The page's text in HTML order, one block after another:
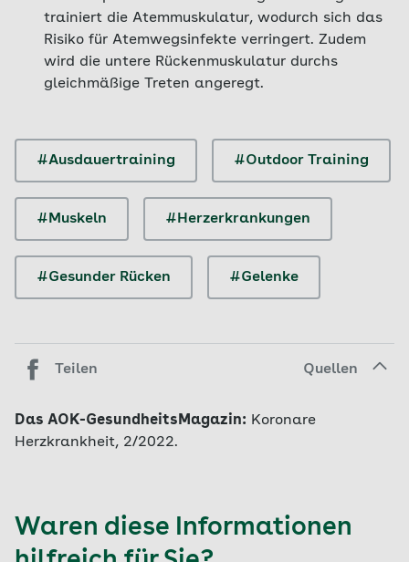
trainiert die Atemmuskulatur, wodurch sich das
Risiko für Atemwegsinfekte verringert. Zudem
wird die untere Rückenmuskulatur durchs
gleichmäßige Treten angeregt.
#Ausdauertraining #Outdoor Training
#Muskeln #Herzerkrankungen
#Gesunder Rücken #Gelenke
Teilen Quellen
Das AOK-GesundheitsMagazin: Koronare
Herzkrankheit, 2/2022.
Waren diese Informationen